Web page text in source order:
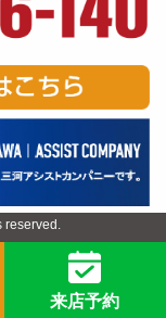
reserved.
来店予約